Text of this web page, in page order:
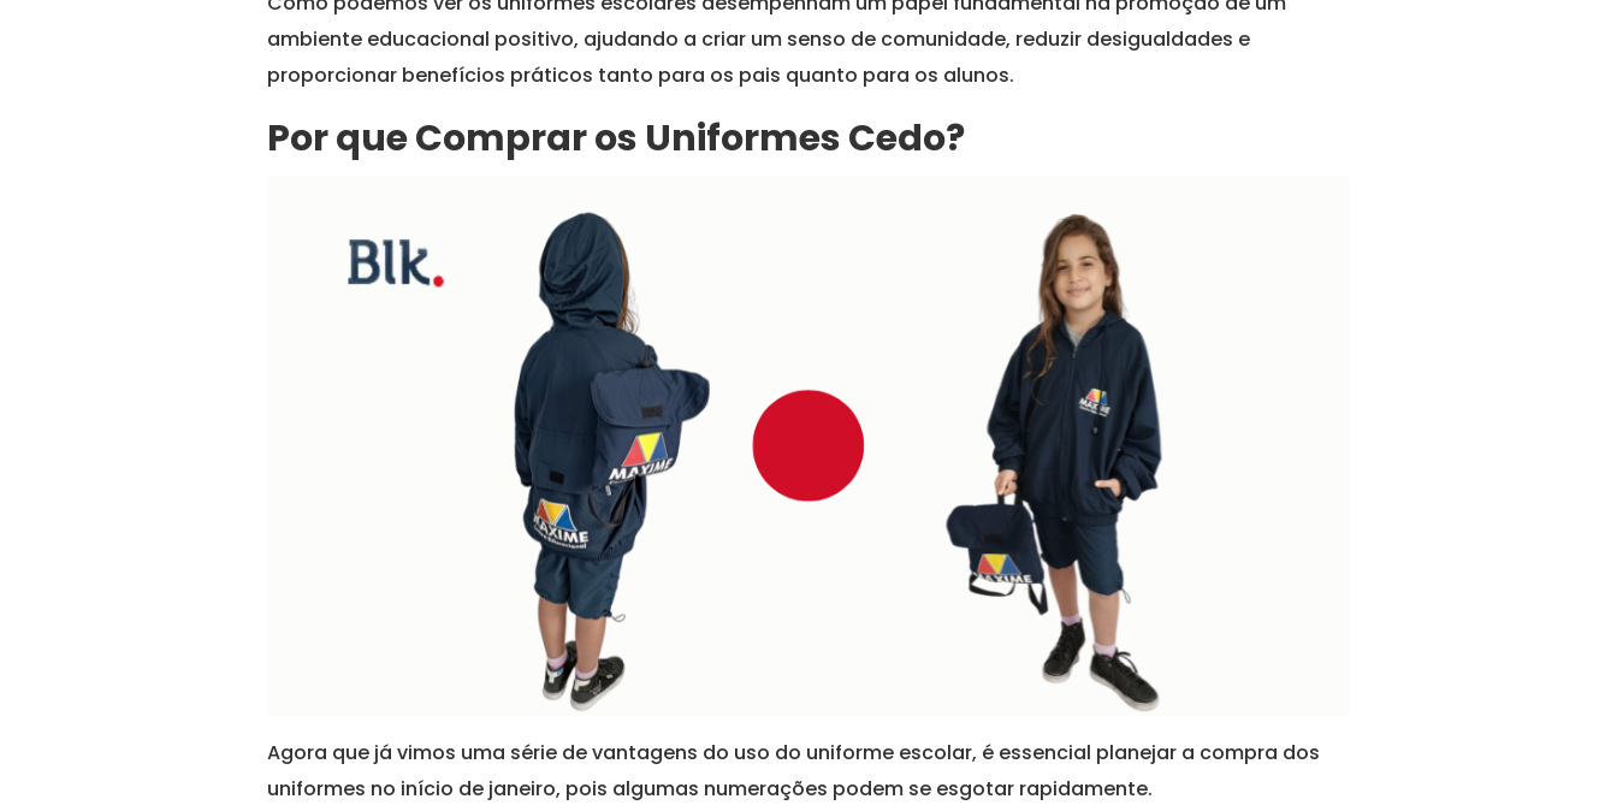
ambiente educacional positivo, ajudando a criar um senso de comunidade, reduzir desigualdades e
proporcionar benefícios práticos tanto para os pais quanto para os alunos.
Por que Comprar os Uniformes Cedo?
Agora que já vimos uma série de vantagens do uso do uniforme escolar, é essencial planejar a compra dos
uniformes no início de janeiro, pois algumas numerações podem se esgotar rapidamente.